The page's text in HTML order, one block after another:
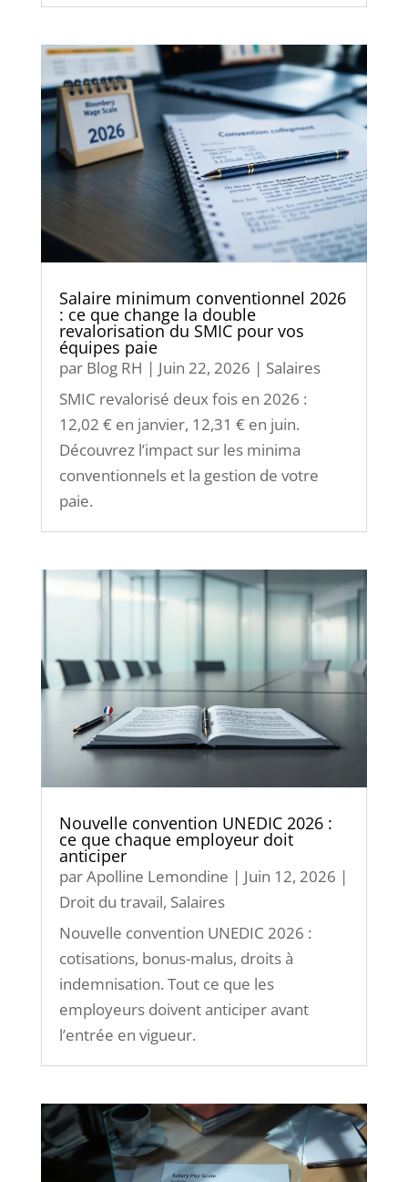
Salaire minimum conventionnel 2026
: ce que change la double
revalorisation du SMIC pour vos
équipes paie
par Blog RH | Juin 22, 2026 | Salaires
SMIC revalorisé deux fois en 2026 :
12,02 € en janvier, 12,31 € en juin.
Découvrez l’impact sur les minima
conventionnels et la gestion de votre
paie.
Nouvelle convention UNEDIC 2026 :
ce que chaque employeur doit
anticiper
parApolline Lemondine | Juin 12, 2026 |
Droit du travail, Salaires
Nouvelle convention UNEDIC 2026 :
cotisations, bonus-malus, droits à
indemnisation. Tout ce que les
employeurs doivent anticiper avant
l’entrée en vigueur.